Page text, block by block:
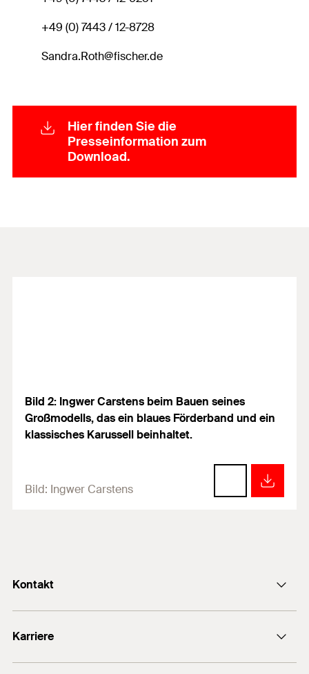
+49 (0) 7443 / 12-8728
Sandra.Roth@fischer.de
Hier finden Sie die
Presseinformation zum
Download.
Bild 2: Ingwer Carstens beim Bauen seines
Großmodells, das ein blaues Förderband und ein
klassisches Karussell beinhaltet.
Bild: Ingwer Carstens
Kontakt
+49 7443 12-0
Karriere